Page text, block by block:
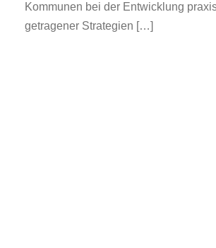
Kommunen bei der Entwicklung
getragener Strategien […]